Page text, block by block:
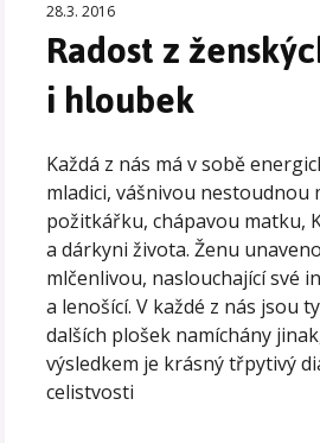
28.3. 2016
Radost z
i hloubek
Každá z nás má v sobě
mladici, vášnivou nestoudnou
požitkářku, chápavou matku,
a dárkyni života. Ženu
mlčenlivou, naslouchající své
a lenošící. V každé z nás jsou
dalších plošek namíchány
výsledkem je krásný třpytivý
celistvosti